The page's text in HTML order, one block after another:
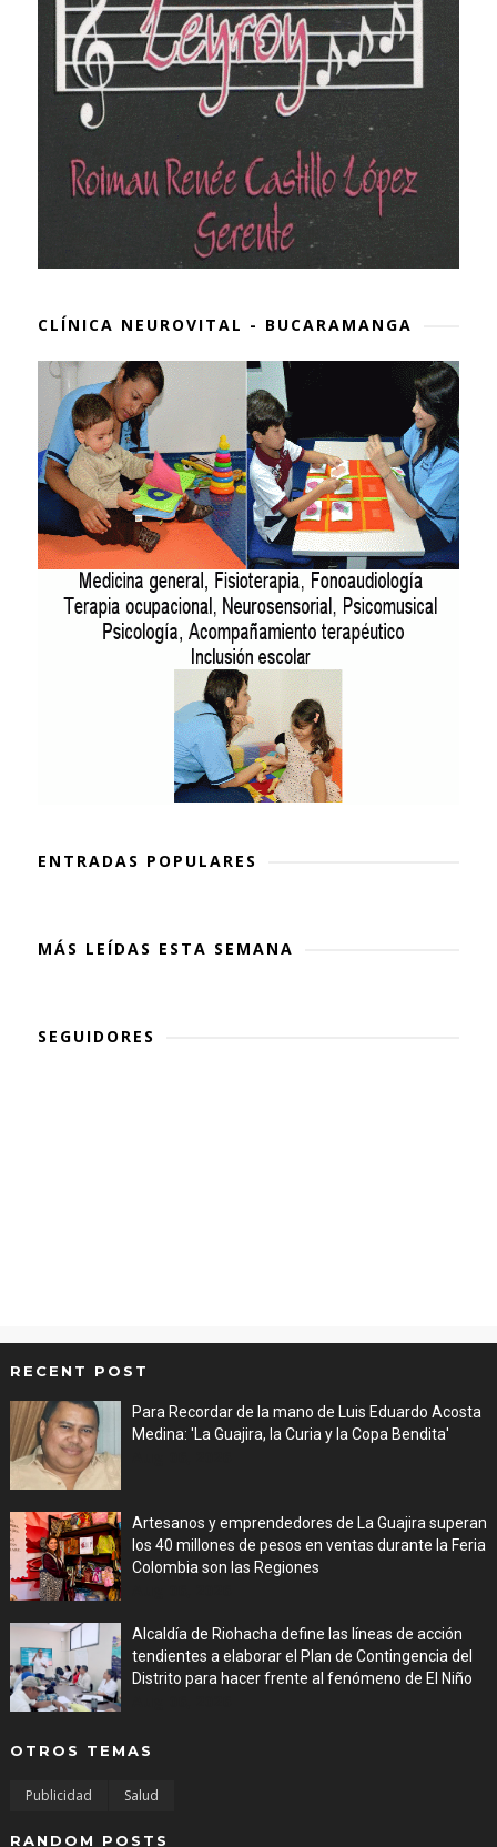
CLÍNICA NEUROVITAL - BUCARAMANGA
ENTRADAS POPULARES
MÁS LEÍDAS ESTA SEMANA
SEGUIDORES
RECENT POST
Para Recordar de la mano de Luis Eduardo Acosta
Medina: 'La Guajira, la Curia y la Copa Bendita'
Artesanos y emprendedores de La Guajira superan
los 40 millones de pesos en ventas durante la Feria
Colombia son las Regiones
Alcaldía de Riohacha define las líneas de acción
tendientes a elaborar el Plan de Contingencia del
Distrito para hacer frente al fenómeno de El Niño
OTROS TEMAS
Publicidad Salud
RANDOM POSTS